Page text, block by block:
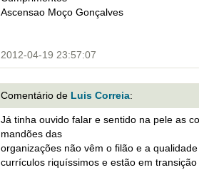
Ascensao Moço Gonçalves
2012-04-19 23:57:07
Comentário de Luis Correia:
Já tinha ouvido falar e sentido na pele as
mandões das
organizações não vêm o filão e a
currículos riquíssimos e estão em